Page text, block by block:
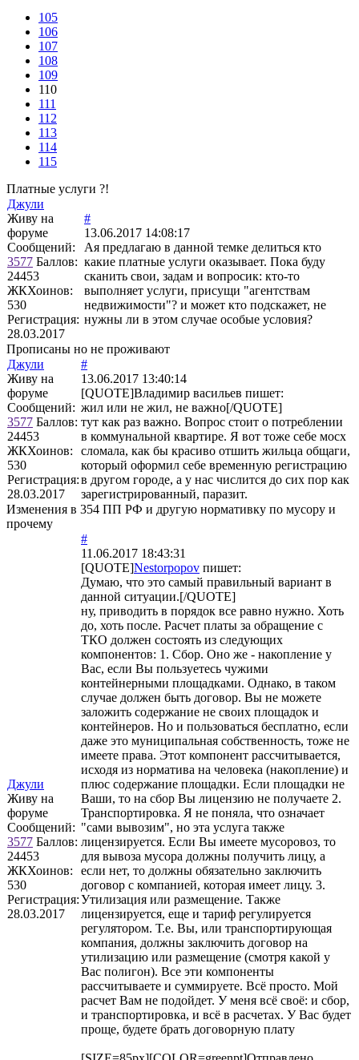
105
106
107
108
109
110
111
112
113
114
115
Платные услуги ?!
Джули
Живу на
форуме
Сообщений:
3577 Баллов:
24453
ЖКХоинов:
530
Регистрация:
28.03.2017
#
13.06.2017 14:08:17
Ая предлагаю в данной темке делиться кто
какие платные услуги оказывает. Пока буду
сканить свои, задам и вопросик: кто-то
выполняет услуги, присущи "агентствам
недвижимости"? и может кто подскажет, не
нужны ли в этом случае особые условия?
Прописаны но не проживают
Джули
Живу на
форуме
Сообщений:
3577 Баллов:
24453
ЖКХоинов:
530
Регистрация:
28.03.2017
#
13.06.2017 13:40:14
[QUOTE]Владимир васильев пишет:
жил или не жил, не важно[/QUOTE]
тут как раз важно. Вопрос стоит о потреблении
в коммунальной квартире. Я вот тоже себе мосх
сломала, как бы красиво отшить жильца общаги,
который оформил себе временную регистрацию
в другом городе, а у нас числится до сих пор как
зарегистрированный, паразит.
Изменения в 354 ПП РФ и другую нормативку по мусору и
прочему
Джули
Живу на
форуме
Сообщений:
3577 Баллов:
24453
ЖКХоинов:
530
Регистрация:
28.03.2017
#
11.06.2017 18:43:31
[QUOTE]Nestorpopov пишет:
Думаю, что это самый правильный вариант в
данной ситуации.[/QUOTE]
ну, приводить в порядок все равно нужно. Хоть
до, хоть после. Расчет платы за обращение с
ТКО должен состоять из следующих
компонентов: 1. Сбор. Оно же - накопление у
Вас, если Вы пользуетесь чужими
контейнерными площадками. Однако, в таком
случае должен быть договор. Вы не можете
заложить содержание не своих площадок и
контейнеров. Но и пользоваться бесплатно, если
даже это муниципальная собственность, тоже не
имеете права. Этот компонент рассчитывается,
исходя из норматива на человека (накопление) и
плюс содержание площадки. Если площадки не
Ваши, то на сбор Вы лицензию не получаете 2.
Транспортировка. Я не поняла, что означает
"сами вывозим", но эта услуга также
лицензируется. Если Вы имеете мусоровоз, то
для вывоза мусора должны получить лицу, а
если нет, то должны обязательно заключить
договор с компанией, которая имеет лицу. 3.
Утилизация или размещение. Также
лицензируется, еще и тариф регулируется
регулятором. Т.е. Вы, или транспортирующая
компания, должны заключить договор на
утилизацию или размещение (смотря какой у
Вас полигон). Все эти компоненты
рассчитываете и суммируете. Всё просто. Мой
расчет Вам не подойдет. У меня всё своё: и сбор,
и транспортировка, и всё в расчетах. У Вас будет
проще, будете брать договорную плату